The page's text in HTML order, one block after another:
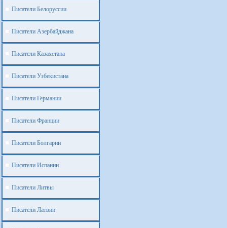
Писатели Белоруссии
Писатели Азербайджана
Писатели Казахстана
Писатели Узбекистана
Писатели Германии
Писатели Франции
Писатели Болгарии
Писатели Испании
Писатели Литвы
Писатели Латвии